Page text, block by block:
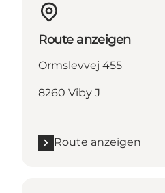
Route anzeigen
Ormslevvej 455
8260 Viby J
Route anzeigen